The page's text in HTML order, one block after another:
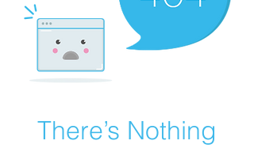
There’s Nothing